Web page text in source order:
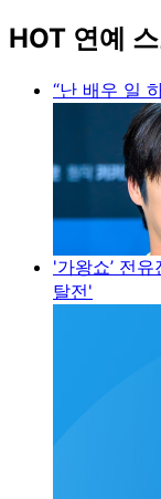
HOT 연예
“난 배우 일
'가왕쇼’ 전
탈전'